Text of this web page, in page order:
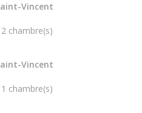
Vincent
chambre(s)
Vincent
chambre(s)